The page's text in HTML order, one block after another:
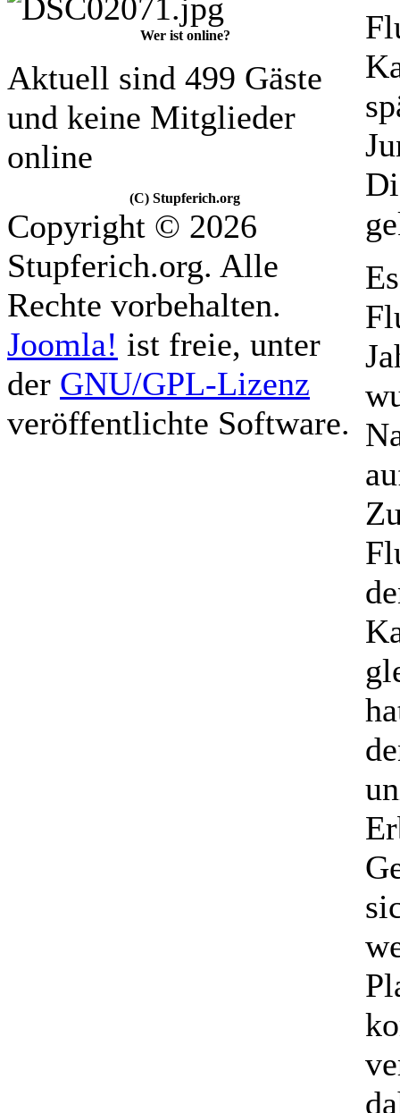
Wer ist online?
Aktuell sind 499 Gäste
und keine Mitglieder
online
(C) Stupferich.org
Copyright © 2026
Stupferich.org. Alle
Rechte vorbehalten.
Joomla! ist freie, unter
der GNU/GPL-Lizenz
veröffentlichte Software.